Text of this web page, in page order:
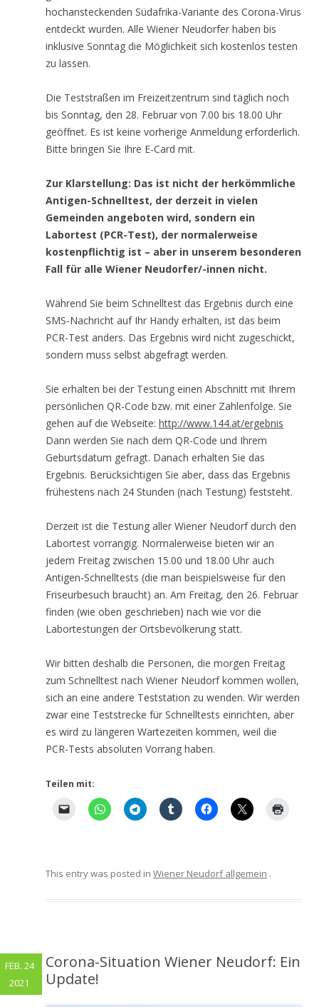
hochansteckenden Südafrika-Variante des Corona-Virus
entdeckt wurden. Alle Wiener Neudorfer haben bis
inklusive Sonntag die Möglichkeit sich kostenlos testen
zu lassen.
Die Teststraßen im Freizeitzentrum sind täglich noch
bis Sonntag, den 28. Februar von 7.00 bis 18.00 Uhr
geöffnet. Es ist keine vorherige Anmeldung erforderlich.
Bitte bringen Sie Ihre E-Card mit.
Zur Klarstellung: Das ist nicht der herkömmliche
Antigen-Schnelltest, der derzeit in vielen
Gemeinden angeboten wird, sondern ein
Labortest (PCR-Test), der normalerweise
kostenpflichtig ist – aber in unserem besonderen
Fall für alle Wiener Neudorfer/-innen nicht.
Während Sie beim Schnelltest das Ergebnis durch eine
SMS-Nachricht auf Ihr Handy erhalten, ist das beim
PCR-Test anders. Das Ergebnis wird nicht zugeschickt,
sondern muss selbst abgefragt werden.
Sie erhalten bei der Testung einen Abschnitt mit Ihrem
persönlichen QR-Code bzw. mit einer Zahlenfolge. Sie
gehen auf die Webseite: http://www.144.at/ergebnis
Dann werden Sie nach dem QR-Code und Ihrem
Geburtsdatum gefragt. Danach erhalten Sie das
Ergebnis. Berücksichtigen Sie aber, dass das Ergebnis
frühestens nach 24 Stunden (nach Testung) feststeht.
Derzeit ist die Testung aller Wiener Neudorf durch den
Labortest vorrangig. Normalerweise bieten wir an
jedem Freitag zwischen 15.00 und 18.00 Uhr auch
Antigen-Schnelltests (die man beispielsweise für den
Friseurbesuch braucht) an. Am Freitag, den 26. Februar
finden (wie oben geschrieben) nach wie vor die
Labortestungen der Ortsbevölkerung statt.
Wir bitten deshalb die Personen, die morgen Freitag
zum Schnelltest nach Wiener Neudorf kommen wollen,
sich an eine andere Teststation zu wenden. Wir werden
zwar eine Teststrecke für Schnelltests einrichten, aber
es wird zu längeren Wartezeiten kommen, weil die
PCR-Tests absoluten Vorrang haben.
Teilen mit:
This entry was posted in Wiener Neudorf allgemein .
Corona-Situation Wiener Neudorf: Ein
Update!
FEB. 24
2021